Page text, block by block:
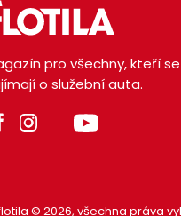
pro všechny, kteří se
o služební auta.
© 2026, všechna práva